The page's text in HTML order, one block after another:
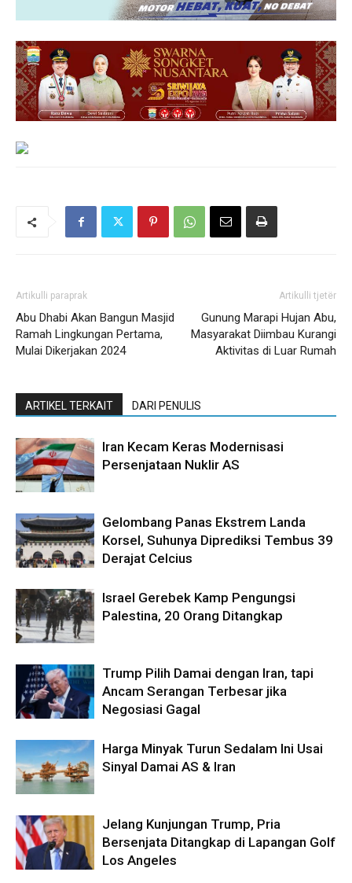
Artikulli paraprak
Abu Dhabi Akan Bangun Masjid
Ramah Lingkungan Pertama,
Mulai Dikerjakan 2024
Artikulli tjetër
Gunung Marapi Hujan Abu,
Masyarakat Diimbau Kurangi
Aktivitas di Luar Rumah
ARTIKEL TERKAIT DARI PENULIS
Iran Kecam Keras Modernisasi
Persenjataan Nuklir AS
Gelombang Panas Ekstrem Landa
Korsel, Suhunya Diprediksi Tembus 39
Derajat Celcius
Israel Gerebek Kamp Pengungsi
Palestina, 20 Orang Ditangkap
Trump Pilih Damai dengan Iran, tapi
Ancam Serangan Terbesar jika
Negosiasi Gagal
Harga Minyak Turun Sedalam Ini Usai
Sinyal Damai AS & Iran
Jelang Kunjungan Trump, Pria
Bersenjata Ditangkap di Lapangan Golf
Los Angeles